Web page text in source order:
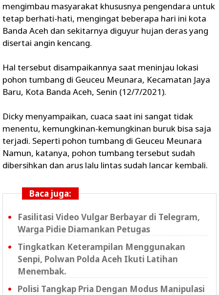
mengimbau masyarakat khususnya pengendara untuk
tetap berhati-hati, mengingat beberapa hari ini kota
Banda Aceh dan sekitarnya diguyur hujan deras yang
disertai angin kencang.
Hal tersebut disampaikannya saat meninjau lokasi
pohon tumbang di Geuceu Meunara, Kecamatan Jaya
Baru, Kota Banda Aceh, Senin (12/7/2021).
Dicky menyampaikan, cuaca saat ini sangat tidak
menentu, kemungkinan-kemungkinan buruk bisa saja
terjadi. Seperti pohon tumbang di Geuceu Meunara
Namun, katanya, pohon tumbang tersebut sudah
dibersihkan dan arus lalu lintas sudah lancar kembali.
Baca juga:
Fasilitasi Video Vulgar Berbayar di Telegram,
Warga Pidie Diamankan Petugas
Tingkatkan Keterampilan Menggunakan
Senpi, Polwan Polda Aceh Ikuti Latihan
Menembak.
Polisi Tangkap Pria Dengan Modus Manipulasi